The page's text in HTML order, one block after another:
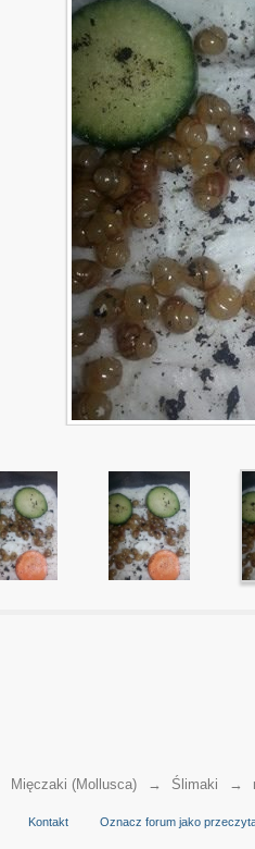
Mięczaki (Mollusca) → Ślimaki →
Kontakt Oznacz forum jako